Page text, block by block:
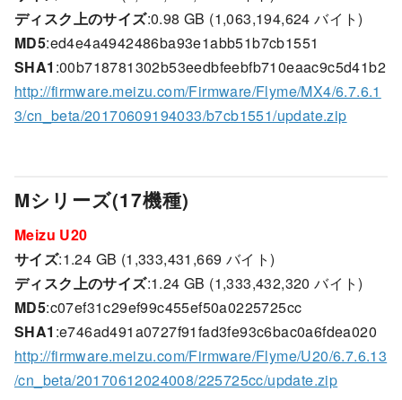
ディスク上のサイズ:0.98 GB (1,063,194,624 バイト)
MD5:ed4e4a4942486ba93e1abb51b7cb1551
SHA1 :00b718781302b53eedbfeebfb710eaac9c5d41b2
http://firmware.meizu.com/Firmware/Flyme/MX4/6.7.6.1
3/cn_beta/20170609194033/b7cb1551/update.zip
Mシリーズ(17機種)
Meizu U20
サイズ:1.24 GB (1,333,431,669 バイト)
ディスク上のサイズ:1.24 GB (1,333,432,320 バイト)
MD5:c07ef31c29ef99c455ef50a0225725cc
SHA1 :e746ad491a0727f91fad3fe93c6bac0a6fdea020
http://firmware.meizu.com/Firmware/Flyme/U20/6.7.6.13
/cn_beta/20170612024008/225725cc/update.zip